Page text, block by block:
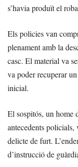
s’havia produït el
Els policies van
plenament amb la
casc. El material va
va poder recuperar
inicial.
El sospitós, un home
antecedents policials,
delicte de furt.
d’instrucció de